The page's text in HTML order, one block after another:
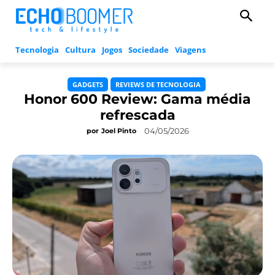
Tecnologia Cultura Jogos Sociedade Viagens
GADGETS REVIEWS DE TECNOLOGIA
Honor 600 Review: Gama média
refrescada
por Joel Pinto 04/05/2026